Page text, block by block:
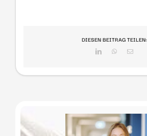
DIESEN BEITRAG TEILEN:
LinkedInWhatsApp
E-